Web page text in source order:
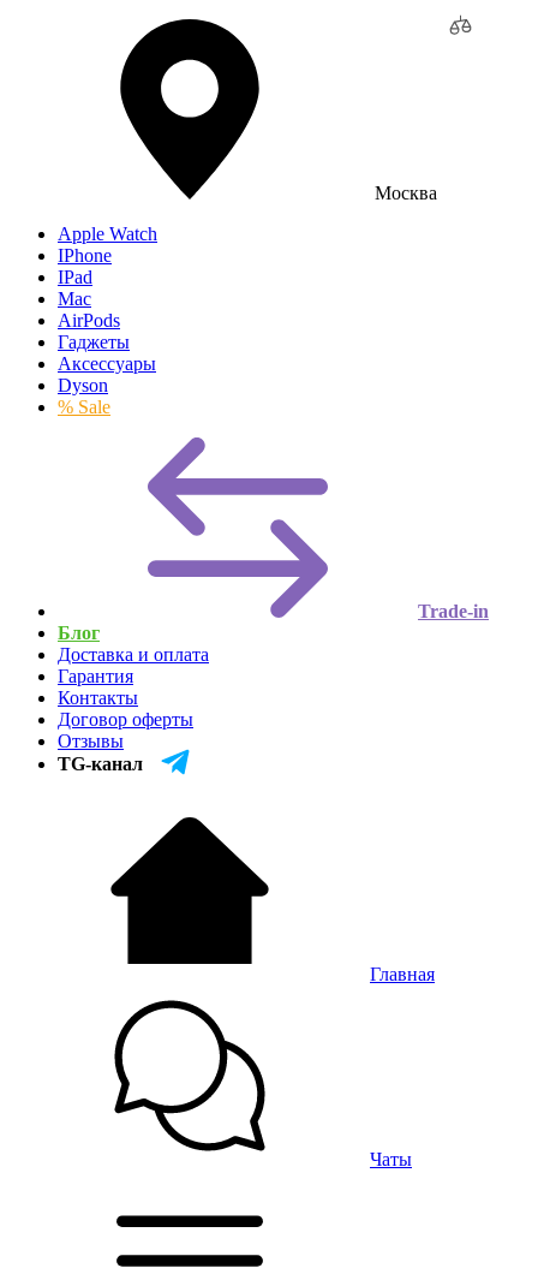
Москва
Apple Watch
IPhone
IPad
Mac
AirPods
Гаджеты
Аксессуары
Dyson
% Sale
Trade-in
Блог
Доставка и оплата
Гарантия
Контакты
Договор оферты
Отзывы
TG-канал
Главная
Чаты